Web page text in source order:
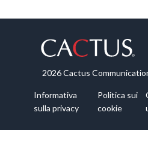
2026 Cactus
Informativa
sulla privacy
Politica sui
cookie